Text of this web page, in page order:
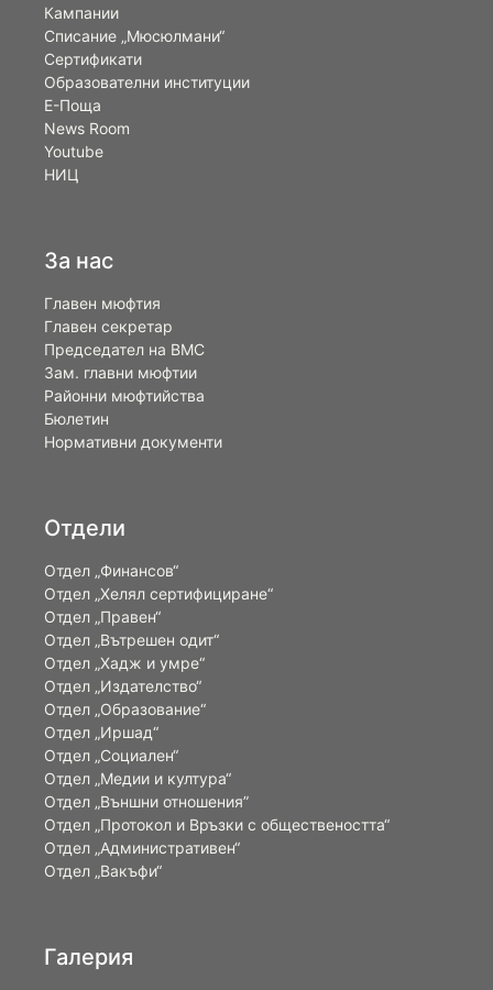
Кампании
Списание „Мюсюлмани“
Сертификати
Образователни институции
Е-Поща
News Room
Youtube
НИЦ
За нас
Главен мюфтия
Главен секретар
Председател на ВМС
Зам. главни мюфтии
Районни мюфтийства
Бюлетин
Нормативни документи
Отдели
Отдел „Финансов“
Отдел „Хелял сертифициране“
Отдел „Правен“
Отдел „Вътрешен одит“
Отдел „Хадж и умре“
Отдел „Издателство“
Отдел „Образование“
Отдел „Иршад“
Отдел „Социален“
Отдел „Медии и култура“
Отдел „Външни отношения”
Oтдел „Протокол и Връзки с обществеността“
Отдел „Административен“
Отдел „Вакъфи“
Галерия